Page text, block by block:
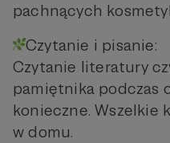
pachnących
Czytanie i pisanie:
Czytanie literatury
pamiętnika podczas
konieczne. Wszelkie
w domu.